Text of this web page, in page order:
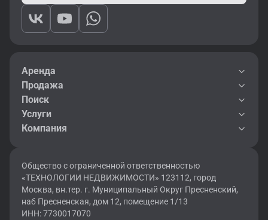
Аренда
Продажа
Поиск
Услуги
Компания
Общество с ограниченной ответственностью
«ТЕХНОЛОГИИ НЕДВИЖИМОСТИ» 123112, город
Москва, вн.тер. г. Муниципальный Округ Пресненский,
наб Пресненская, дом 12, помещение 1/13
ИНН: 7730017070